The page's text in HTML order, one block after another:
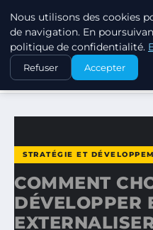
MARKETING
ACCUEIL
STRATÉGIE ET
COMMENT CHOISIR ENTRE
STRATÉGIE ET
COMMENT
DÉVELOPPER
Nous utilisons des cookies
de navigation. En
politique de confidentialité.
Refuser Accepter